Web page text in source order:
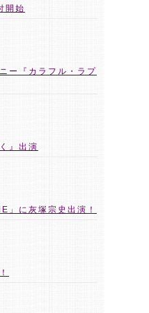
開始
ー『カラフル・ラプ
』出演
に灰塚宗史出演！